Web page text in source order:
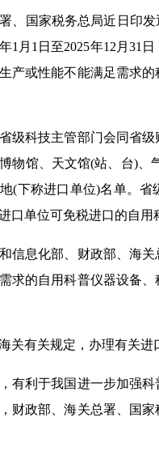
国家税务总局近日印发
年1 月 1 日至2025年12 月 31
产或性能不能满足需求
科技主管部门会同省级
物馆、天文馆(站、台)、
(下称进口单位)名单。省
口单位可免税进口的自用
息化部、财政部、海关
求的自用科普仪器设备
有关规定，办理有关进
利于我国进一步加强科
财政部、海关总署、国